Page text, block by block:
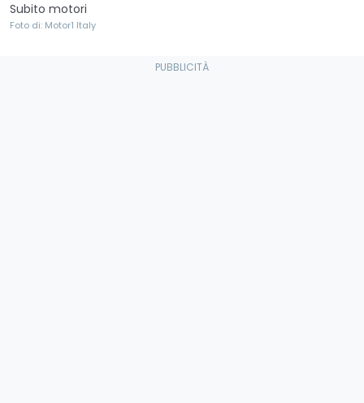
Subito motori
Foto di: Motor1 Italy